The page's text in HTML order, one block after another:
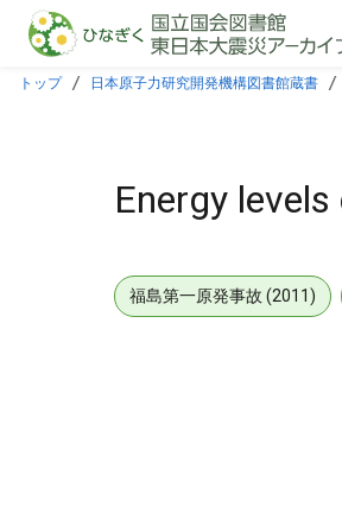
本文に飛ぶ
トップ 日本原子力研究開発機構図書館蔵書
Energy
福島第一原発事故 (2011)